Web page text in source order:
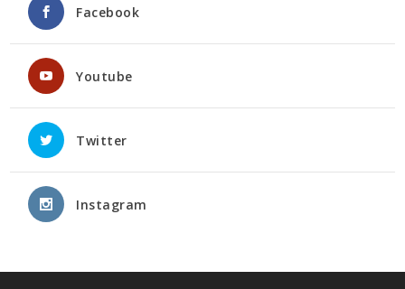
Facebook
Youtube
Twitter
Instagram